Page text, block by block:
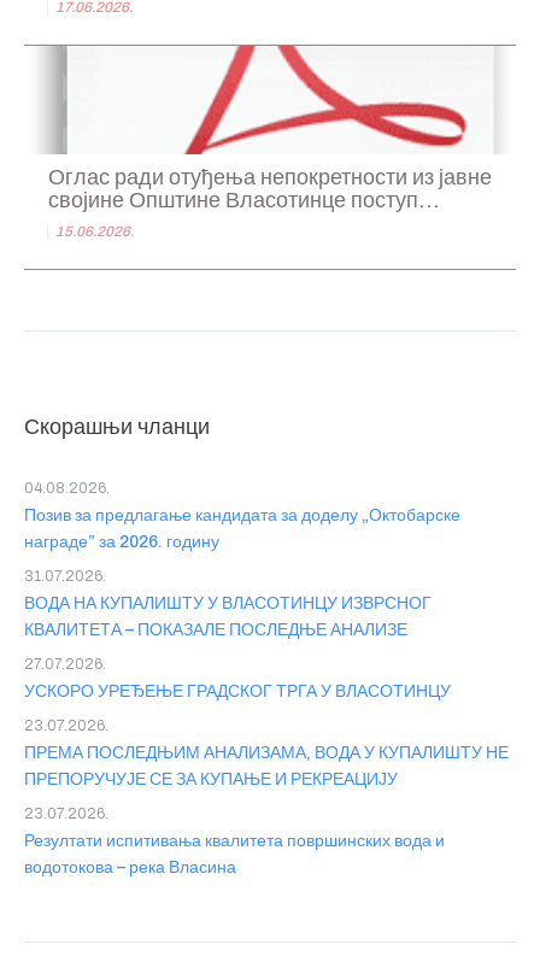
17.06.2026.
Оглас ради отуђења непокретности из јавне
својине Општине Власотинце поступ...
15.06.2026.
Скорашњи чланци
Позив за предлагање кандидата за доделу „Октобарске
награде” за 2026. годину
04.08.2026.
ВОДА НА КУПАЛИШТУ У ВЛАСОТИНЦУ ИЗВРСНОГ
КВАЛИТЕТА – ПОКАЗАЛЕ ПОСЛЕДЊЕ АНАЛИЗЕ
31.07.2026.
УСКОРО УРЕЂЕЊЕ ГРАДСКОГ ТРГА У ВЛАСОТИНЦУ
27.07.2026.
ПРЕМА ПОСЛЕДЊИМ АНАЛИЗАМА, ВОДА У КУПАЛИШТУ НЕ
ПРЕПОРУЧУЈЕ СЕ ЗА КУПАЊЕ И РЕКРЕАЦИЈУ
23.07.2026.
Резултати испитивања квалитета површинских вода и
водотокова – река Власина
23.07.2026.